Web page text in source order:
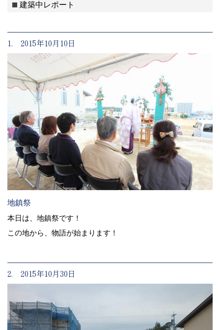
建築中レポート
1. 2015年10月10日
地鎮祭
本日は、地鎮祭です！
この地から、物語が始まります！
2. 2015年10月30日